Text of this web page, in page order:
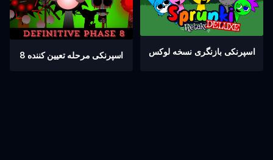
اسپرنکی مرحله تعیین کننده 8 اسپرنکی بازنگری نسخه لوکس